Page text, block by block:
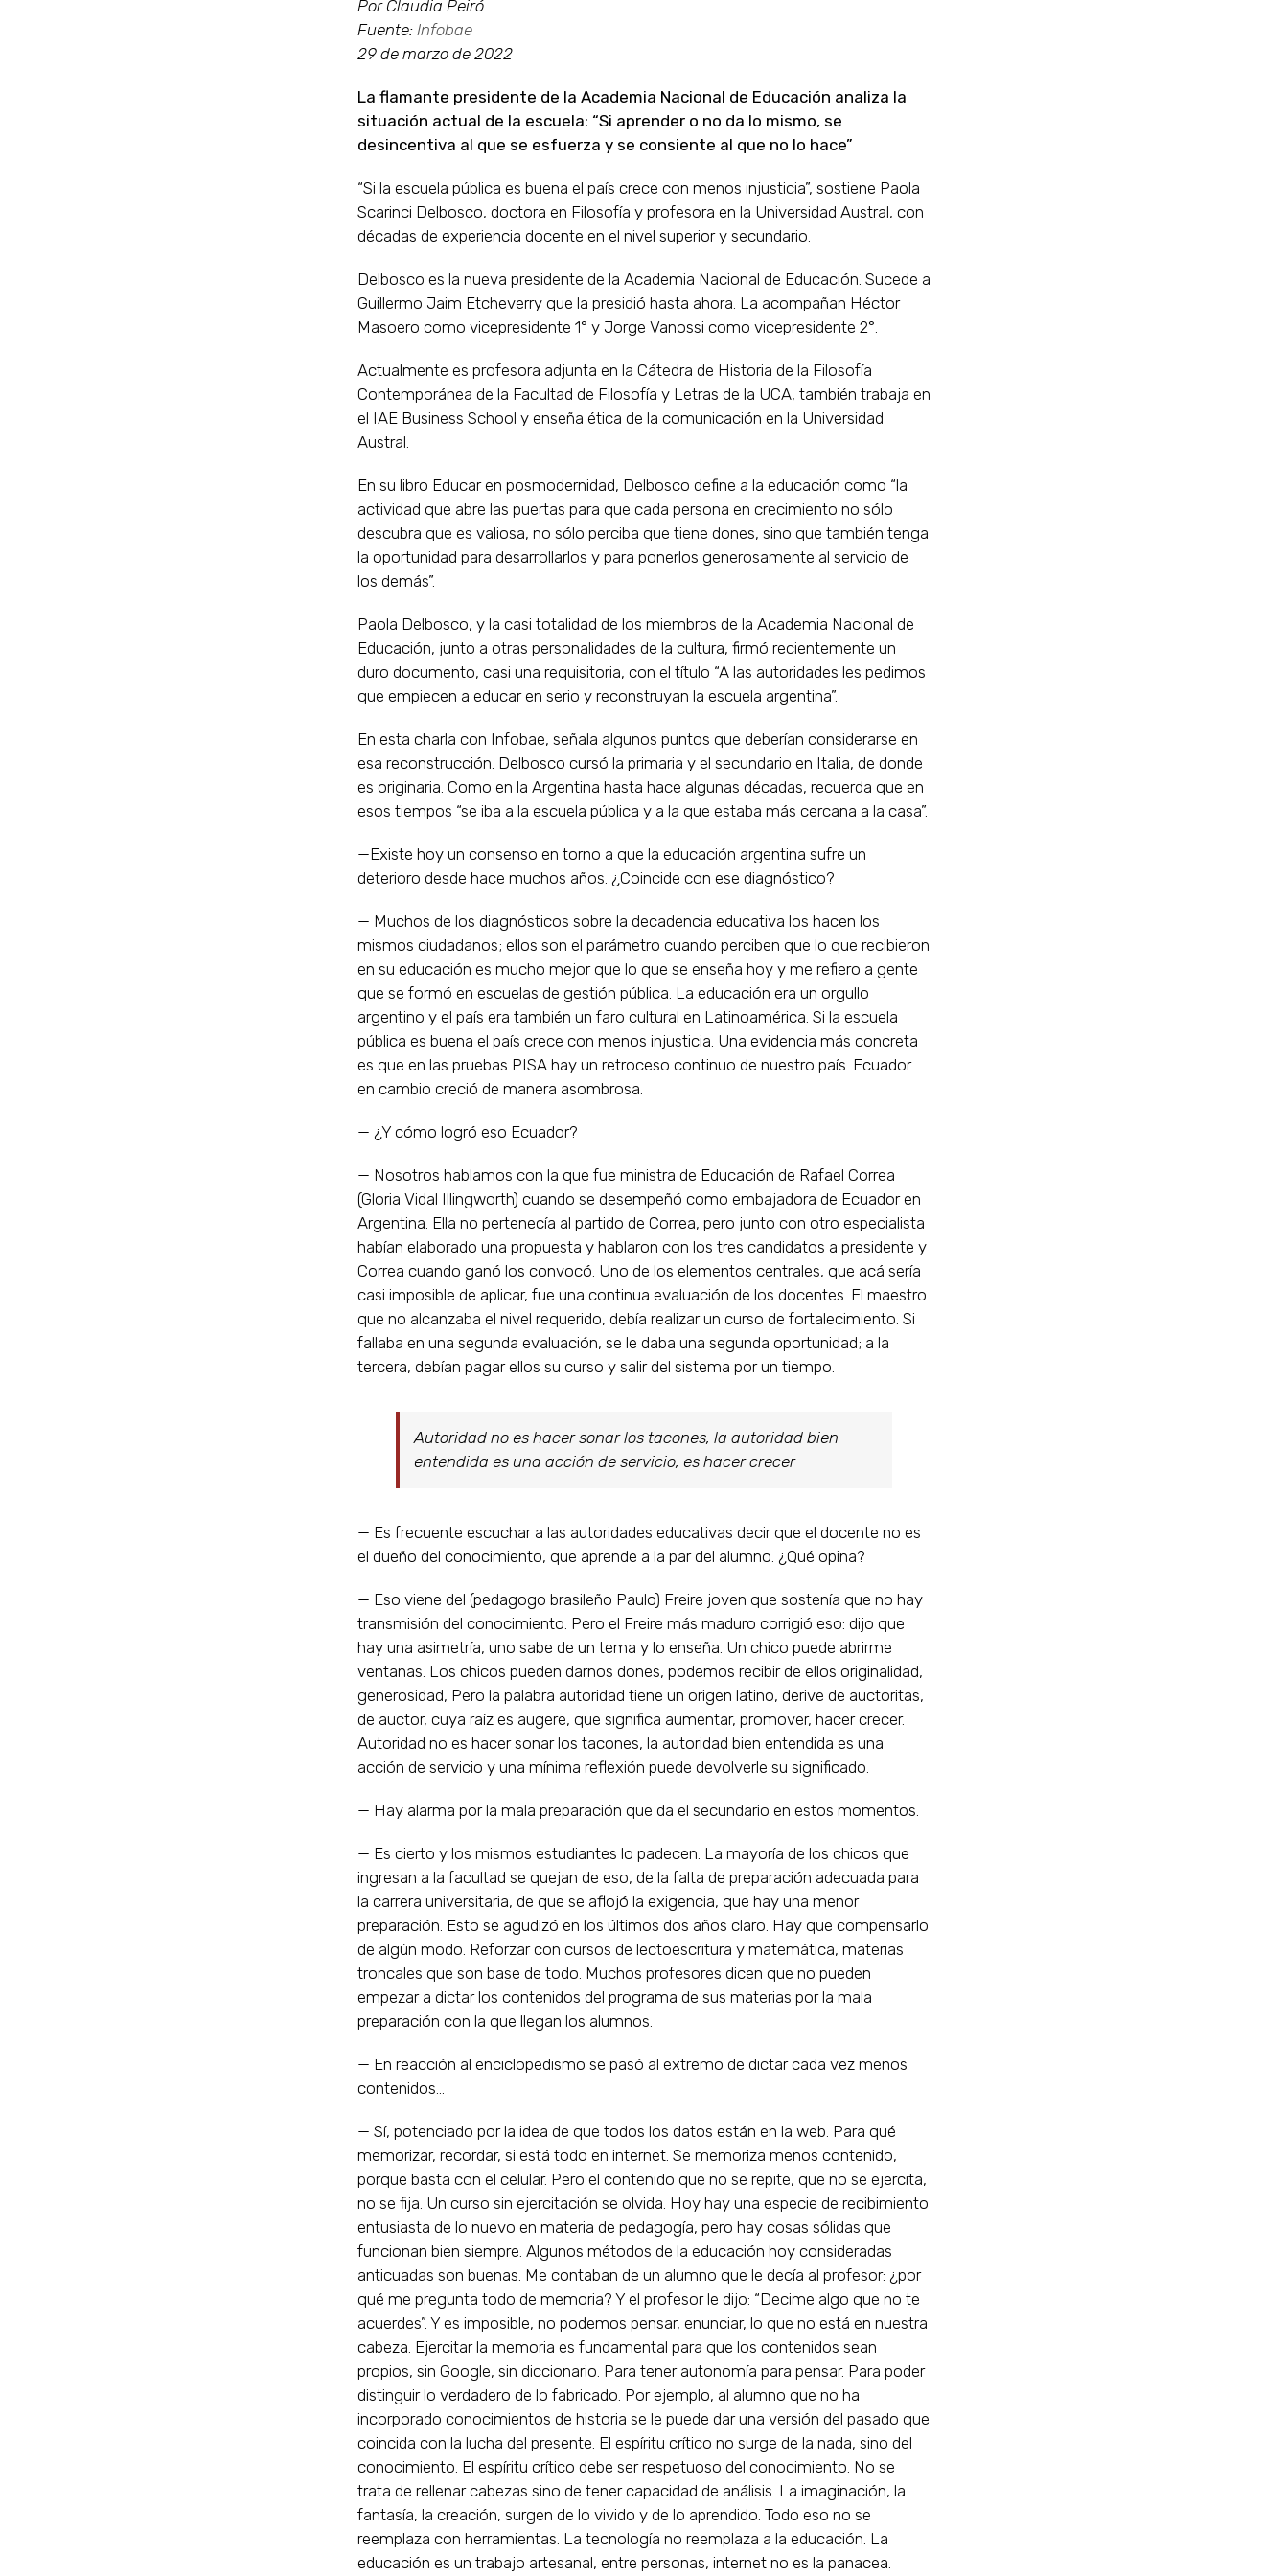
Por Claudia Peiró
Fuente: Infobae
29 de marzo de 2022
La flamante presidente de la Academia Nacional de Educación analiza la
situación actual de la escuela: “Si aprender o no da lo mismo, se
desincentiva al que se esfuerza y se consiente al que no lo hace”
“Si la escuela pública es buena el país crece con menos injusticia”, sostiene Paola
Scarinci Delbosco, doctora en Filosofía y profesora en la Universidad Austral, con
décadas de experiencia docente en el nivel superior y secundario.
Delbosco es la nueva presidente de la Academia Nacional de Educación. Sucede a
Guillermo Jaim Etcheverry que la presidió hasta ahora. La acompañan Héctor
Masoero como vicepresidente 1° y Jorge Vanossi como vicepresidente 2°.
Actualmente es profesora adjunta en la Cátedra de Historia de la Filosofía
Contemporánea de la Facultad de Filosofía y Letras de la UCA, también trabaja en
el IAE Business School y enseña ética de la comunicación en la Universidad
Austral.
En su libro Educar en posmodernidad, Delbosco define a la educación como “la
actividad que abre las puertas para que cada persona en crecimiento no sólo
descubra que es valiosa, no sólo perciba que tiene dones, sino que también tenga
la oportunidad para desarrollarlos y para ponerlos generosamente al servicio de
los demás”.
Paola Delbosco, y la casi totalidad de los miembros de la Academia Nacional de
Educación, junto a otras personalidades de la cultura, firmó recientemente un
duro documento, casi una requisitoria, con el título “A las autoridades les pedimos
que empiecen a educar en serio y reconstruyan la escuela argentina”.
En esta charla con Infobae, señala algunos puntos que deberían considerarse en
esa reconstrucción. Delbosco cursó la primaria y el secundario en Italia, de donde
es originaria. Como en la Argentina hasta hace algunas décadas, recuerda que en
esos tiempos “se iba a la escuela pública y a la que estaba más cercana a la casa”.
—Existe hoy un consenso en torno a que la educación argentina sufre un
deterioro desde hace muchos años. ¿Coincide con ese diagnóstico?
— Muchos de los diagnósticos sobre la decadencia educativa los hacen los
mismos ciudadanos; ellos son el parámetro cuando perciben que lo que recibieron
en su educación es mucho mejor que lo que se enseña hoy y me refiero a gente
que se formó en escuelas de gestión pública. La educación era un orgullo
argentino y el país era también un faro cultural en Latinoamérica. Si la escuela
pública es buena el país crece con menos injusticia. Una evidencia más concreta
es que en las pruebas PISA hay un retroceso continuo de nuestro país. Ecuador
en cambio creció de manera asombrosa.
— ¿Y cómo logró eso Ecuador?
— Nosotros hablamos con la que fue ministra de Educación de Rafael Correa
(Gloria Vidal Illingworth) cuando se desempeñó como embajadora de Ecuador en
Argentina. Ella no pertenecía al partido de Correa, pero junto con otro especialista
habían elaborado una propuesta y hablaron con los tres candidatos a presidente y
Correa cuando ganó los convocó. Uno de los elementos centrales, que acá sería
casi imposible de aplicar, fue una continua evaluación de los docentes. El maestro
que no alcanzaba el nivel requerido, debía realizar un curso de fortalecimiento. Si
fallaba en una segunda evaluación, se le daba una segunda oportunidad; a la
tercera, debían pagar ellos su curso y salir del sistema por un tiempo.
Autoridad no es hacer sonar los tacones, la autoridad bien
entendida es una acción de servicio, es hacer crecer
— Es frecuente escuchar a las autoridades educativas decir que el docente no es
el dueño del conocimiento, que aprende a la par del alumno. ¿Qué opina?
— Eso viene del (pedagogo brasileño Paulo) Freire joven que sostenía que no hay
transmisión del conocimiento. Pero el Freire más maduro corrigió eso: dijo que
hay una asimetría, uno sabe de un tema y lo enseña. Un chico puede abrirme
ventanas. Los chicos pueden darnos dones, podemos recibir de ellos originalidad,
generosidad, Pero la palabra autoridad tiene un origen latino, derive de auctoritas,
de auctor, cuya raíz es augere, que significa aumentar, promover, hacer crecer.
Autoridad no es hacer sonar los tacones, la autoridad bien entendida es una
acción de servicio y una mínima reflexión puede devolverle su significado.
— Hay alarma por la mala preparación que da el secundario en estos momentos.
— Es cierto y los mismos estudiantes lo padecen. La mayoría de los chicos que
ingresan a la facultad se quejan de eso, de la falta de preparación adecuada para
la carrera universitaria, de que se aflojó la exigencia, que hay una menor
preparación. Esto se agudizó en los últimos dos años claro. Hay que compensarlo
de algún modo. Reforzar con cursos de lectoescritura y matemática, materias
troncales que son base de todo. Muchos profesores dicen que no pueden
empezar a dictar los contenidos del programa de sus materias por la mala
preparación con la que llegan los alumnos.
— En reacción al enciclopedismo se pasó al extremo de dictar cada vez menos
contenidos…
— Sí, potenciado por la idea de que todos los datos están en la web. Para qué
memorizar, recordar, si está todo en internet. Se memoriza menos contenido,
porque basta con el celular. Pero el contenido que no se repite, que no se ejercita,
no se fija. Un curso sin ejercitación se olvida. Hoy hay una especie de recibimiento
entusiasta de lo nuevo en materia de pedagogía, pero hay cosas sólidas que
funcionan bien siempre. Algunos métodos de la educación hoy consideradas
anticuadas son buenas. Me contaban de un alumno que le decía al profesor: ¿por
qué me pregunta todo de memoria? Y el profesor le dijo: “Decime algo que no te
acuerdes”. Y es imposible, no podemos pensar, enunciar, lo que no está en nuestra
cabeza. Ejercitar la memoria es fundamental para que los contenidos sean
propios, sin Google, sin diccionario. Para tener autonomía para pensar. Para poder
distinguir lo verdadero de lo fabricado. Por ejemplo, al alumno que no ha
incorporado conocimientos de historia se le puede dar una versión del pasado que
coincida con la lucha del presente. El espíritu crítico no surge de la nada, sino del
conocimiento. El espíritu crítico debe ser respetuoso del conocimiento. No se
trata de rellenar cabezas sino de tener capacidad de análisis. La imaginación, la
fantasía, la creación, surgen de lo vivido y de lo aprendido. Todo eso no se
reemplaza con herramientas. La tecnología no reemplaza a la educación. La
educación es un trabajo artesanal, entre personas, internet no es la panacea.